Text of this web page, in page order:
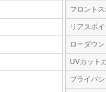
フロント
リアスポ
ローダウン
UVカット
プライバ